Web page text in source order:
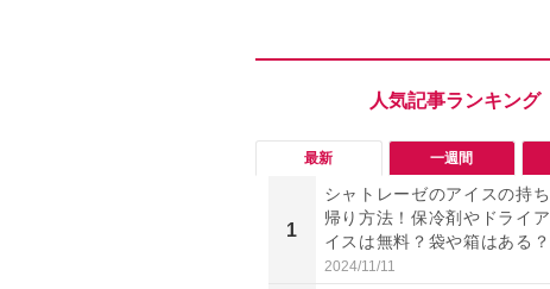
最新 一週間
1
シャトレーゼのアイスの持ち
帰り方法！保冷剤やドライア
イスは無料？袋や箱はある？
2024/11/11